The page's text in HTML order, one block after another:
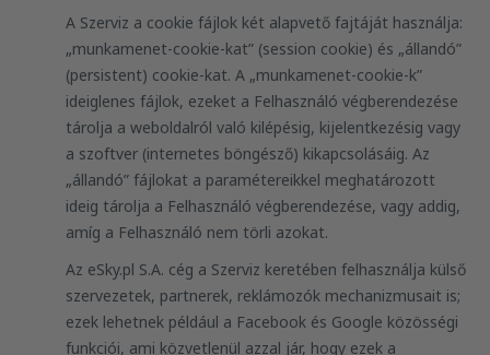
A Szerviz a cookie fájlok két alapvető fajtáját használja:
„munkamenet-cookie-kat” (session cookie) és „állandó”
(persistent) cookie-kat. A „munkamenet-cookie-k”
ideiglenes fájlok, ezeket a Felhasználó végberendezése
tárolja a weboldalról való kilépésig, kijelentkezésig vagy
a szoftver (internetes böngésző) kikapcsolásáig. Az
„állandó” fájlokat a paramétereikkel meghatározott
ideig tárolja a Felhasználó végberendezése, vagy addig,
amíg a Felhasználó nem törli azokat.
Az eSky.pl S.A. cég a Szerviz keretében felhasználja külső
szervezetek, partnerek, reklámozók mechanizmusait is;
ezek lehetnek például a Facebook és Google közösségi
funkciói, ami közvetlenül azzal jár, hogy ezek a